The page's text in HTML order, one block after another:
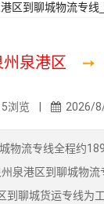
区到聊城物流专线
泉港区 ➙
浏览 | 2026/8/
物流专线全程约
泉港区到聊城物
到聊城货运专线为